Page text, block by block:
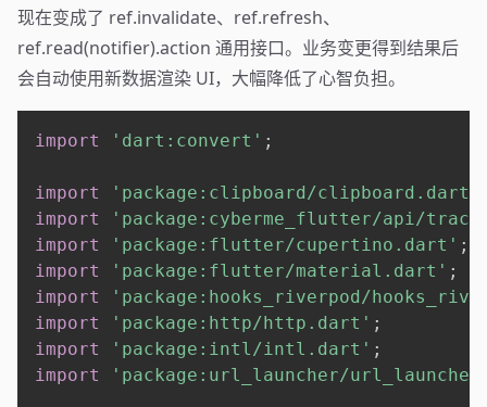
现在变成了 ref.invalidate、ref.refresh、
ref.read(notifier).action 通用接口。业务变更得到结果后
会自动使用新数据渲染 UI，大幅降低了心智负担。
import 'dart:convert' ;
import 'package:clipboard/clipboard.dart'
import
'package:cyberme_flutter/api/
import
'package:flutter/cupertino.dart' ;
import
'package:flutter/material.dart' ;
import
'package:hooks_riverpod/
import
'package:http/http.dart' ;
import
'package:intl/intl.dart' ;
import
'package:url_launcher/